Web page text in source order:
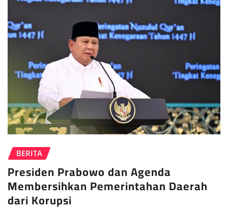
BERITA
Presiden Prabowo dan Agenda
Membersihkan Pemerintahan Daerah
dari Korupsi